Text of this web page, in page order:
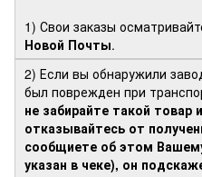
1) Свои заказы
Новой Почты.
2) Если вы обнаружили
был поврежден при
не забирайте такой товар
отказывайтесь от
сообщиете об этом
указан в чеке), он